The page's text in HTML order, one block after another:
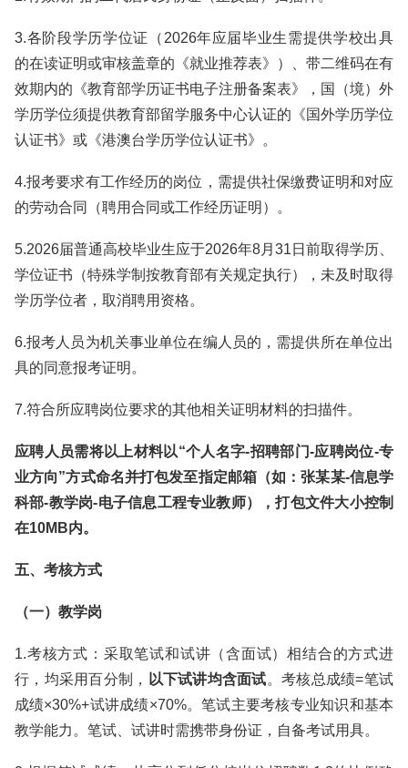
3.各阶段学历学位证（2026年应届毕业生需提供学校出具
的在读证明或审核盖章的《就业推荐表》）、带二维码在有
效期内的《教育部学历证书电子注册备案表》，国（境）外
学历学位须提供教育部留学服务中心认证的《国外学历学位
认证书》或《港澳台学历学位认证书》。
4.报考要求有工作经历的岗位，需提供社保缴费证明和对应
的劳动合同（聘用合同或工作经历证明）。
5.2026届普通高校毕业生应于2026年8月31日前取得学历、
学位证书（特殊学制按教育部有关规定执行），未及时取得
学历学位者，取消聘用资格。
6.报考人员为机关事业单位在编人员的，需提供所在单位出
具的同意报考证明。
7.符合所应聘岗位要求的其他相关证明材料的扫描件。
应聘人员需将以上材料以“个人名字-招聘部门-应聘岗位-专
业方向”方式命名并打包发至指定邮箱（如：张某某-信息学
科部-教学岗-电子信息工程专业教师），打包文件大小控制
在10MB内。
五、考核方式
（一）教学岗
1.考核方式：采取笔试和试讲（含面试）相结合的方式进
行，均采用百分制，
以下试讲均含面试。考核总成绩=笔试
成绩×30%+试讲成绩×70%。笔试主要考核专业知识和基本
教学能力。笔试、试讲时需携带身份证，自备考试用具。